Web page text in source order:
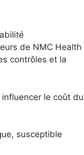
de NMC Health
contrôles et la
le coût du
susceptible